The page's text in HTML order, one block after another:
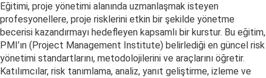
Eğitimi, proje yönetimi alanında uzmanlaşmak isteyen
profesyonellere, proje risklerini etkin bir şekilde yönetme
becerisi kazandırmayı hedefleyen kapsamlı bir kurstur. Bu eğitim,
PMI’ın (Project Management Institute) belirlediği en güncel risk
yönetimi standartlarını, metodolojilerini ve araçlarını öğretir.
Katılımcılar, risk tanımlama, analiz, yanıt geliştirme, izleme ve